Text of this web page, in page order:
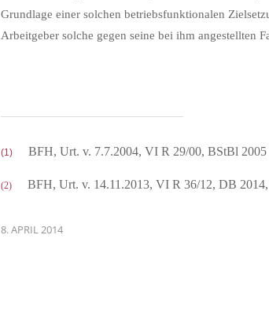
Grundlage einer solchen betriebsfunktionalen
Arbeitgeber solche gegen seine bei ihm angestellten
(1) BFH, Urt. v. 7.7.2004, VI R 29/00, BStBl
(2) BFH, Urt. v. 14.11.2013, VI R 36/12, DB
8. APRIL 2014